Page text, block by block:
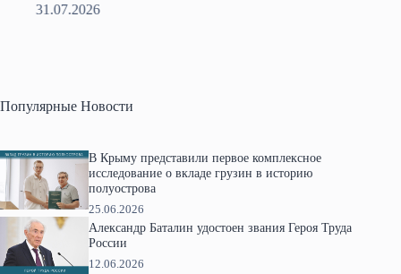
31.07.2026
Популярные Новости
В Крыму представили первое комплексное
исследование о вкладе грузин в историю
полуострова
25.06.2026
Александр Баталин удостоен звания Героя Труда
России
12.06.2026